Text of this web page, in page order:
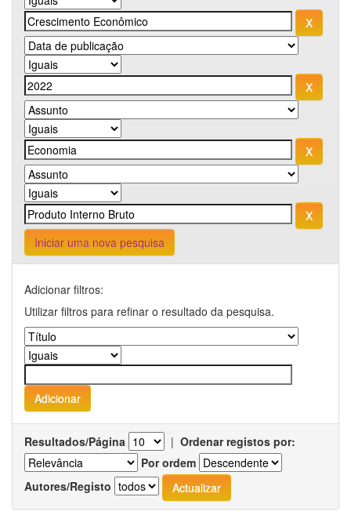
Iniciar uma nova pesquisa
Adicionar filtros:
Utilizar filtros para refinar o resultado da pesquisa.
Resultados/Página | Ordenar registos por:
Por ordem
Autores/Registo